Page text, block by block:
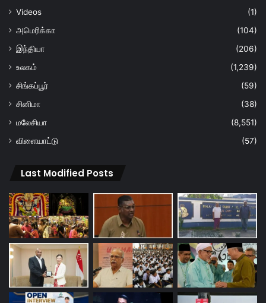
Videos
(1)
அமெரிக்கா
(104)
இந்தியா
(206)
உலகம்
(1,239)
சிங்கப்பூர்
(59)
சினிமா
(38)
மலேசியா
(8,551)
விளையாட்டு
(57)
Last Modified Posts